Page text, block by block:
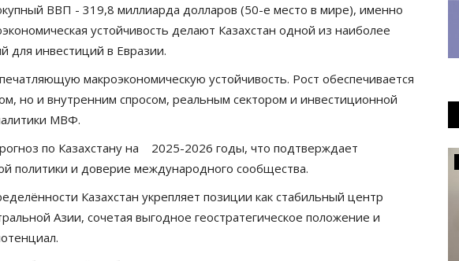
ВВП - 319,8 миллиарда долларов (50-е место в мире), именно
устойчивость делают Казахстан одной из наиболее
для инвестиций в Евразии.
макроэкономическую устойчивость. Рост обеспечивается
но и внутренним спросом, реальным сектором и инвестиционной
МВФ.
по Казахстану на 2025-2026 годы, что подтверждает
политики и доверие международного сообщества.
Казахстан укрепляет позиции как стабильный центр
Азии, сочетая выгодное геостратегическое положение и